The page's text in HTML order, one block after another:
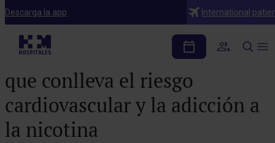
Descarga la app International
Notas de prensa
La población no es
consciente de los problemas
que conlleva el riesgo
cardiovascular y la adicción a
la nicotina